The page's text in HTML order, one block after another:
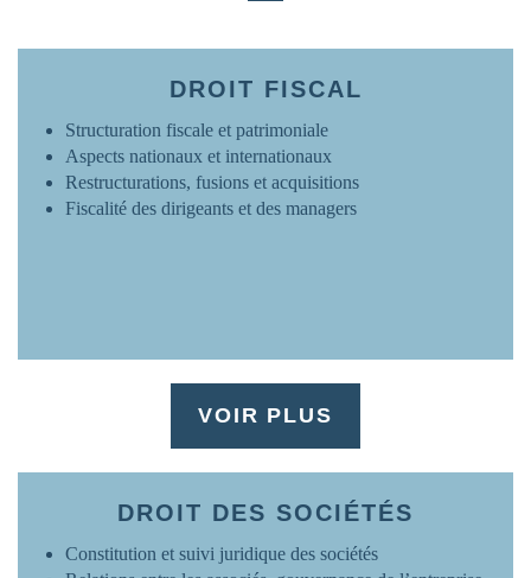
DROIT FISCAL
Structuration fiscale et patrimoniale
Aspects nationaux et internationaux
Restructurations, fusions et acquisitions
Fiscalité des dirigeants et des managers
VOIR PLUS
DROIT DES SOCIÉTÉS
Constitution et suivi juridique des sociétés